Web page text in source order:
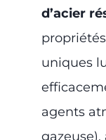
d’acier
uniques
agents